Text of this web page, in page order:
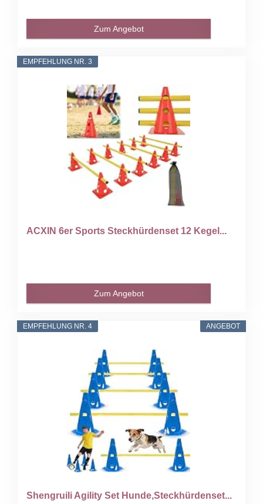
Zum Angebot
EMPFEHLUNG NR. 3
ACXIN 6er Sports Steckhürdenset 12 Kegel...
Zum Angebot
ANGEBOT
EMPFEHLUNG NR. 4
Shengruili Agility Set Hunde,Steckhürdenset...